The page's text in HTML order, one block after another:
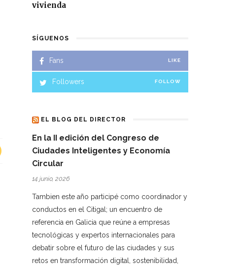
vivienda
SÍGUENOS
Fans LIKE
Followers FOLLOW
EL BLOG DEL DIRECTOR
En la II edición del Congreso de
Ciudades Inteligentes y Economía
Circular
14 junio, 2026
Tambien este año participé como coordinador y
conductos en el Citigal; un encuentro de
referencia en Galicia que reúne a empresas
tecnológicas y expertos internacionales para
debatir sobre el futuro de las ciudades y sus
retos en transformación digital, sostenibilidad,